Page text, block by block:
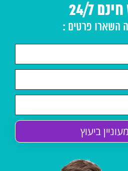
24/7
השארו פרטים :